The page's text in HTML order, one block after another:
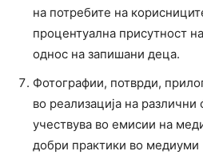
на потребите на
процентуална присутност
однос на запишани деца.
Фотографии, потврди,
во реализација на различни
учествува во емисии на
добри практики во медиуми